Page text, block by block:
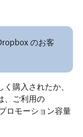
のお客
購入されたか、
、ご利用の
ロモーション容量